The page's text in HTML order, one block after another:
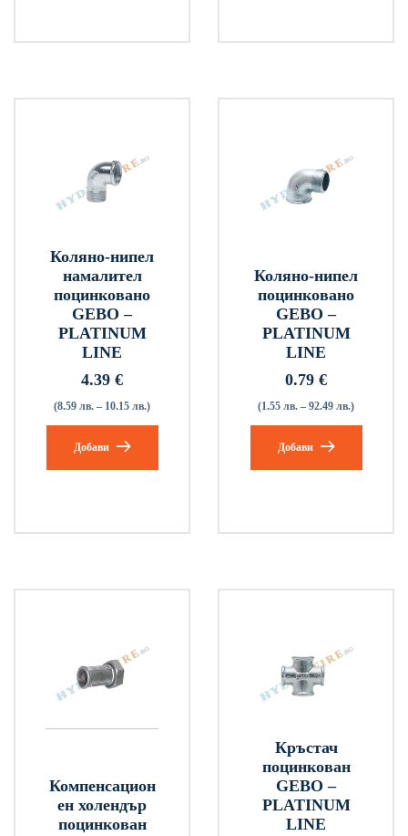
Коляно-нипел
намалител
поцинковано
GEBO –
PLATINUM
LINE
4.39 €
(8.59 лв. – 10.15 лв.)
Добави
Коляно-нипел
поцинковано
GEBO –
PLATINUM
LINE
0.79 €
(1.55 лв. – 92.49 лв.)
Добави
Компенсацион
ен холендър
поцинкован
Кръстач
поцинкован
GEBO –
PLATINUM
LINE